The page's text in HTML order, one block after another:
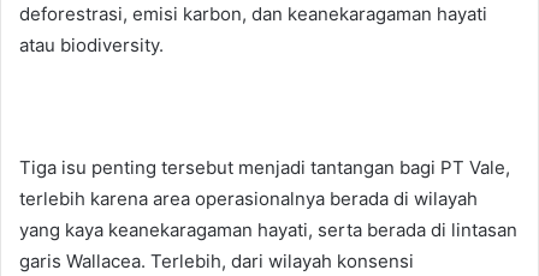
deforestrasi, emisi karbon, dan keanekaragaman hayati
atau biodiversity.
Tiga isu penting tersebut menjadi tantangan bagi PT Vale,
terlebih karena area operasionalnya berada di wilayah
yang kaya keanekaragaman hayati, serta berada di lintasan
garis Wallacea. Terlebih, dari wilayah konsensi